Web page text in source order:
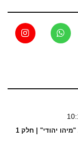
יהודי" | חלק 1